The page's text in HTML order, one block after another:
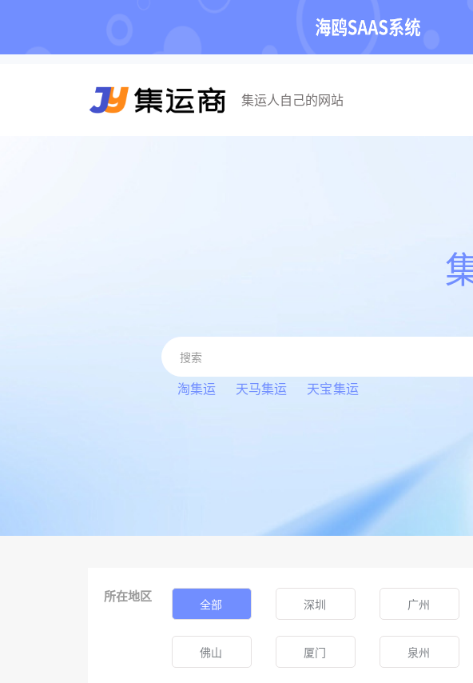
集运人自己的网站
淘集运 天马集运 天宝集运
所在地区
全部 深圳 广州
佛山 厦门 泉州